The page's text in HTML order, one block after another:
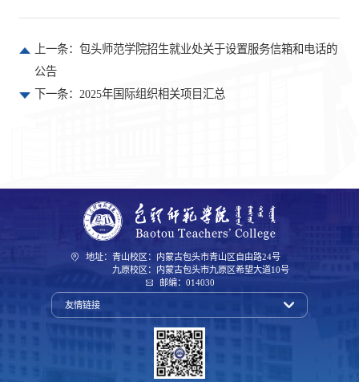
上一条：包头师范学院招生就业处关于设置服务信箱和电话的
公告
下一条：2025年国际组织相关项目汇总
地址：青山校区：内蒙古包头市青山区自由路24号
九原校区：内蒙古包头市九原区希望大道10号
邮编：014030
友情链接